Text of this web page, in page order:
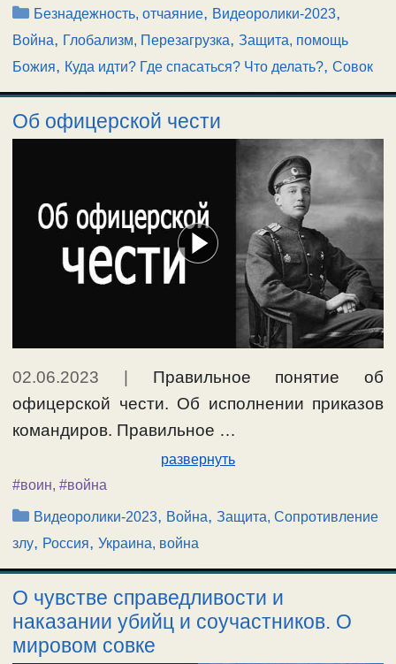
Рубрики
Безнадежность, отчаяние, Видеоролики-2023,
Война, Глобализм, Перезагрузка, Защита, помощь
Божия, Куда идти? Где спасаться? Что делать?, Совок
Об офицерской чести
02.06.2023
Правильное понятие об
офицерской чести. Об исполнении приказов
командиров. Правильное …
развернуть
#воин, #война
Рубрики
Видеоролики-2023, Война,Защита, Сопротивление
злу, Россия, Украина, война
О чувстве справедливости и
наказании убийц и соучастников. О
мировом совке